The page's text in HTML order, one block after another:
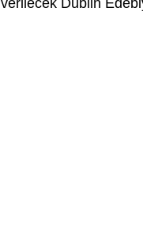
Dublin